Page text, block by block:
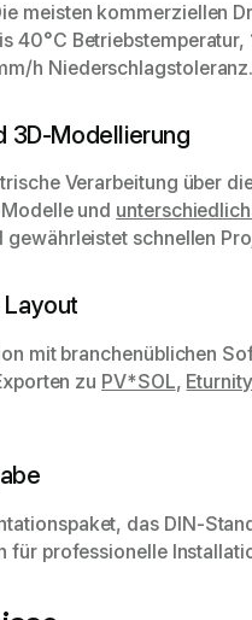
meisten kommerziellen
40°C
h
3D-Modellierung
Verarbeitung über
und
gewährleistet schnellen
mit branchenüblichen
zu PV*SOL, Eturnity
das DIN-
für professionelle